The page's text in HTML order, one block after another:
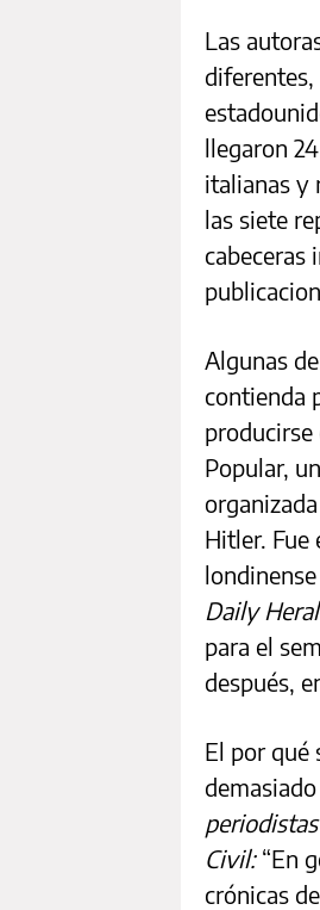
Las
diferentes,
llegaron
italianas y
las siete
cabeceras
Algunas
contienda
Popular,
Hitler. Fue
londinense
Daily
para el
después,
El por qué
Civil: “En
crónicas